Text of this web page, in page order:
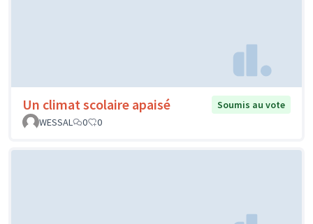
Un climat scolaire apaisé
Soumis au vote
WESSAL
0 0